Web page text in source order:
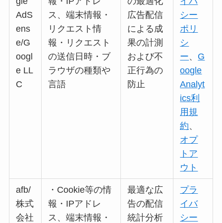
AdS
ens
e/G
oogl
e LL
C
ス、端末情報・
リクエスト情
報・リクエスト
の送信日時・ブ
ラウザの種類や
言語
広告配信
による成
果の計測
および不
正行為の
防止
シー
ポリ
シ
ー、 G
oogle
Analyt
ics利
用規
約、
オプ
トア
ウト
afb/
株式
会社
・Cookie等の情
報・IPアドレ
ス、端末情報・
最適な広
告の配信
統計分析
プラ
イバ
シー